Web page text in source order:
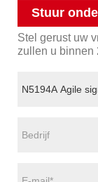
Stuur
Stel gerust uw
zullen u binnen